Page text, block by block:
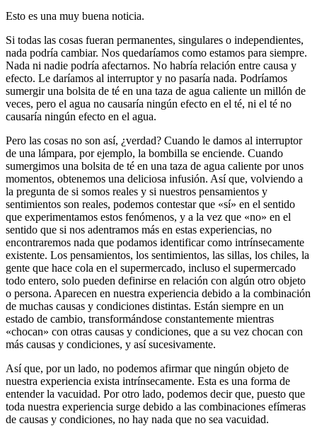
Esto es una muy buena noticia.
Si todas las cosas fueran permanentes, singulares o independientes,
nada podría cambiar. Nos quedaríamos como estamos para siempre.
Nada ni nadie podría afectarnos. No habría relación entre causa y
efecto. Le daríamos al interruptor y no pasaría nada. Podríamos
sumergir una bolsita de té en una taza de agua caliente un millón de
veces, pero el agua no causaría ningún efecto en el té, ni el té no
causaría ningún efecto en el agua.
Pero las cosas no son así, ¿verdad? Cuando le damos al interruptor
de una lámpara, por ejemplo, la bombilla se enciende. Cuando
sumergimos una bolsita de té en una taza de agua caliente por unos
momentos, obtenemos una deliciosa infusión. Así que, volviendo a
la pregunta de si somos reales y si nuestros pensamientos y
sentimientos son reales, podemos contestar que «sí» en el sentido
que experimentamos estos fenómenos, y a la vez que «no» en el
sentido que si nos adentramos más en estas experiencias, no
encontraremos nada que podamos identificar como intrínsecamente
existente. Los pensamientos, los sentimientos, las sillas, los chiles, la
gente que hace cola en el supermercado, incluso el supermercado
todo entero, solo pueden definirse en relación con algún otro objeto
o persona. Aparecen en nuestra experiencia debido a la combinación
de muchas causas y condiciones distintas. Están siempre en un
estado de cambio, transformándose constantemente mientras
«chocan» con otras causas y condiciones, que a su vez chocan con
más causas y condiciones, y así sucesivamente.
Así que, por un lado, no podemos afirmar que ningún objeto de
nuestra experiencia exista intrínsecamente. Esta es una forma de
entender la vacuidad. Por otro lado, podemos decir que, puesto que
toda nuestra experiencia surge debido a las combinaciones efímeras
de causas y condiciones, no hay nada que no sea vacuidad.